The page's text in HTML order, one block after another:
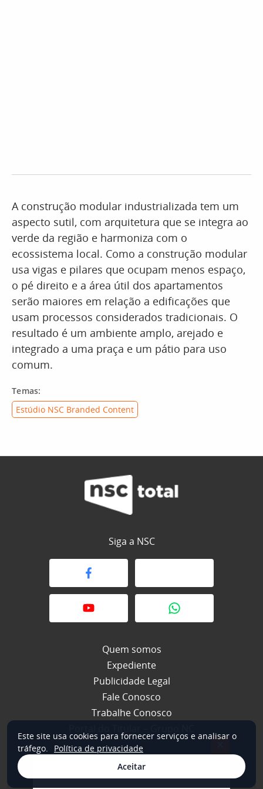
A construção modular industrializada tem um
aspecto sutil, com arquitetura que se integra ao
verde da região e harmoniza com o
ecossistema local. Como a construção modular
usa vigas e pilares que ocupam menos espaço,
o pé direito e a área útil dos apartamentos
serão maiores em relação a edificações que
usam processos considerados tradicionais. O
resultado é um ambiente amplo, arejado e
integrado a uma praça e um pátio para uso
comum.
Temas:
Estúdio NSC Branded Content
Siga a NSC
Quem somos
Expediente
Publicidade Legal
Fale Conosco
Trabalhe Conosco
© 2026 NSC Total. Todos os direitos reservados.
Este site usa cookies para fornecer serviços e analisar o
tráfego.
Política de privacidade
Aceitar